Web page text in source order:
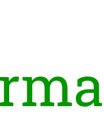
rma